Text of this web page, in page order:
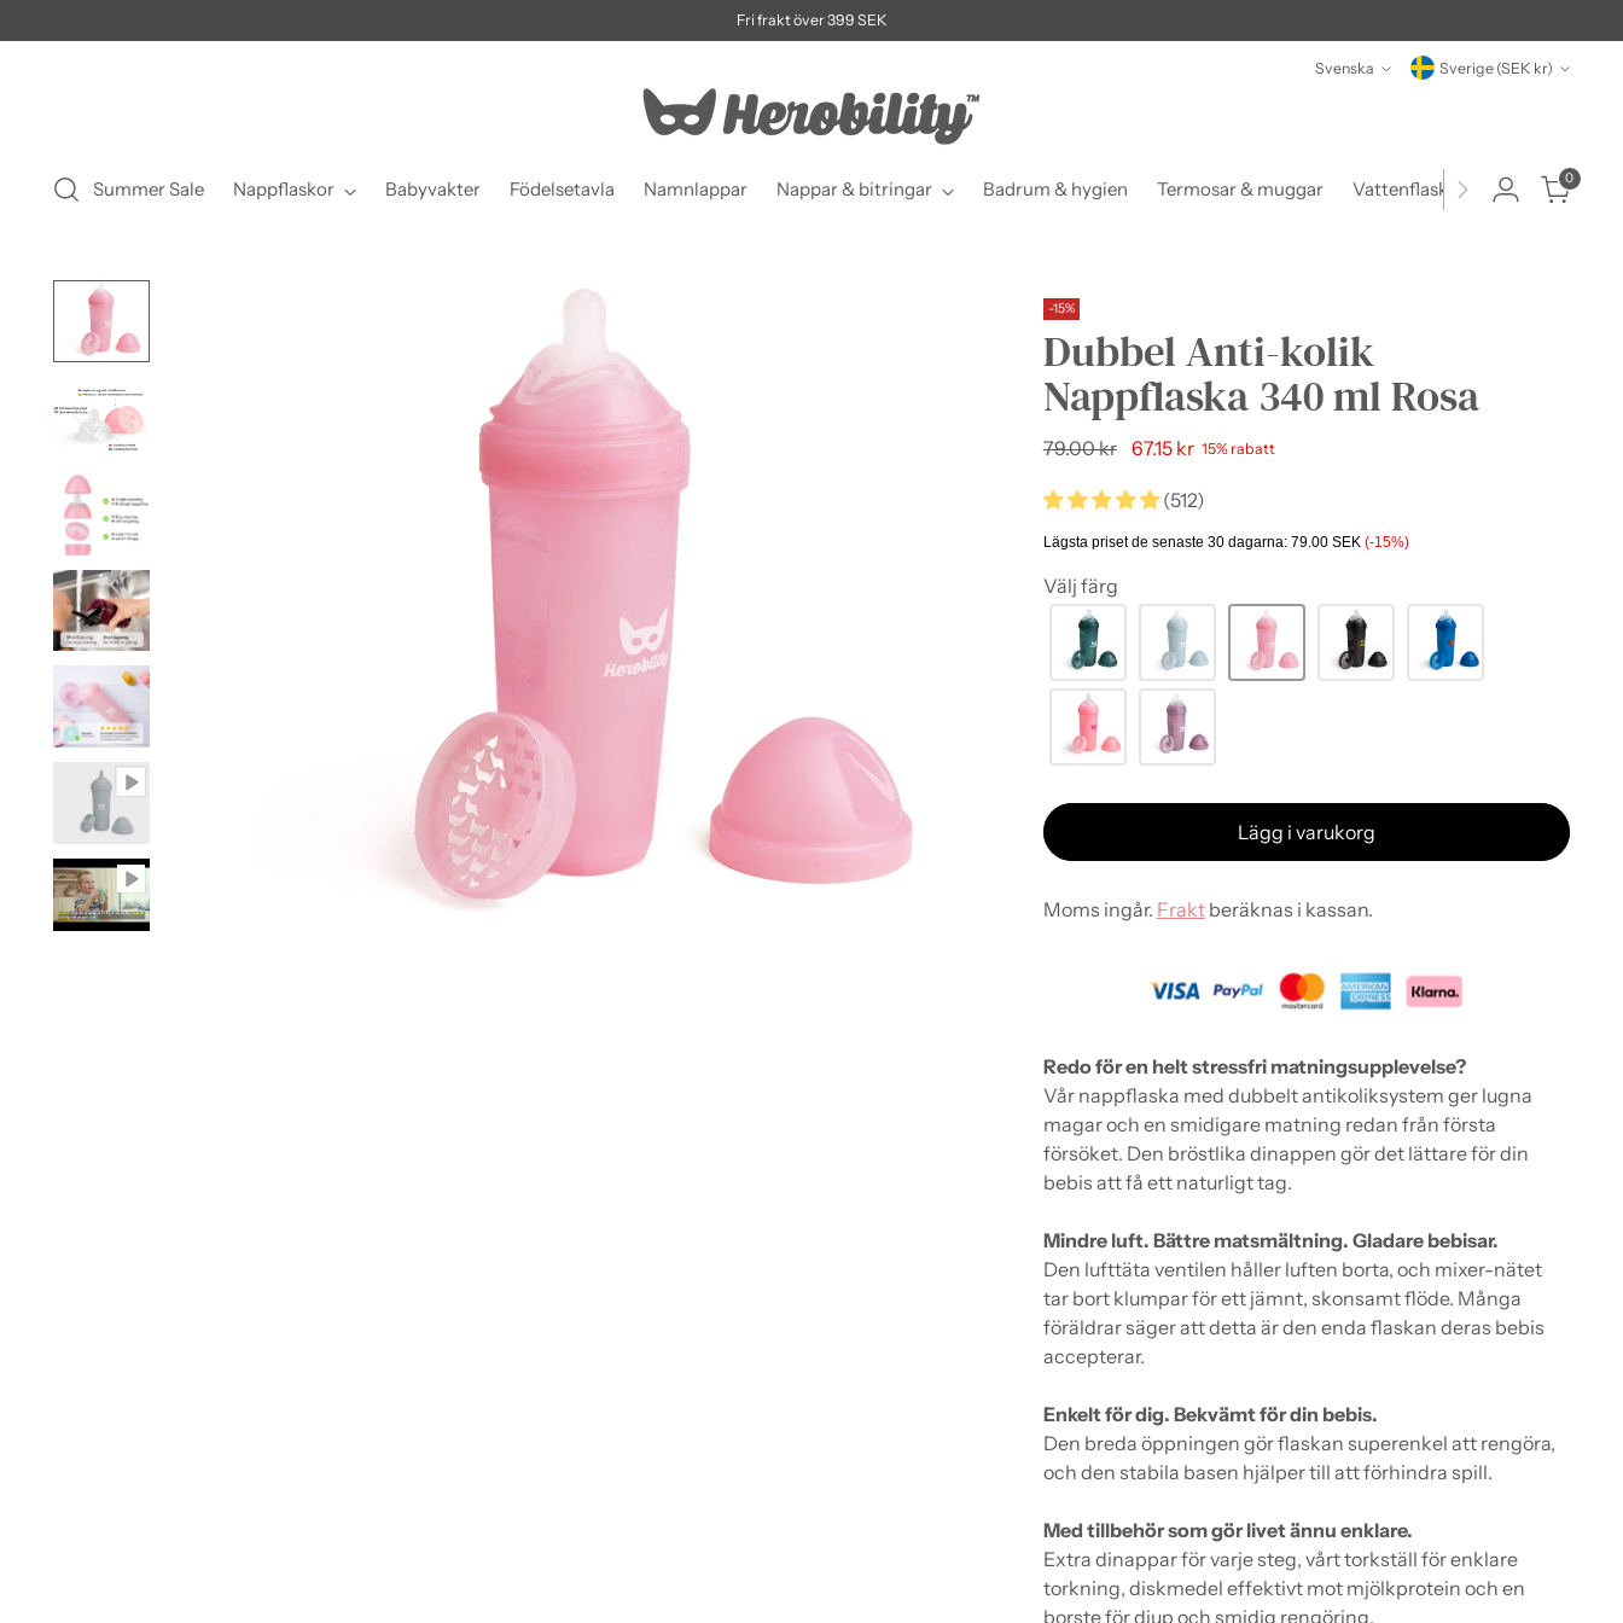
Fri frakt över 399 SEK
Språk
Svenska Valuta Sverige (SEK kr)
Summer Sale Nappflaskor Babyvakter Födelsetavla Namnlappar Nappar & bitringar Badrum & hygien Termosar & muggar Vattenflaskor Matlådor &
0
-15%
Dubbel Anti-kolik
Nappflaska 340 ml Rosa
Ordinarie
79.00 kr 67.15 kr 15% rabatt
(512)
Lägsta priset de senaste 30 dagarna: 79.00 SEK (-15%)
Välj färg
Lägg i varukorg
Moms ingår. Fraktberäknas i kassan.
Redo för en helt stressfri matningsupplevelse?
Vår nappflaska med dubbelt antikoliksystem ger lugna
magar och en smidigare matning redan från första
försöket. Den bröstlika dinappen gör det lättare för din
bebis att få ett naturligt tag.
Mindre luft. Bättre matsmältning. Gladare bebisar.
Den lufttäta ventilen håller luften borta, och mixer-nätet
tar bort klumpar för ett jämnt, skonsamt flöde. Många
föräldrar säger att detta är den enda flaskan deras bebis
accepterar.
Enkelt för dig. Bekvämt för din bebis.
Den breda öppningen gör flaskan superenkel att rengöra,
och den stabila basen hjälper till att förhindra spill.
Med tillbehör som gör livet ännu enklare.
Extra dinappar för varje steg, vårt torkställ för enklare
torkning, diskmedel effektivt mot mjölkprotein och en
borste för djup och smidig rengöring.